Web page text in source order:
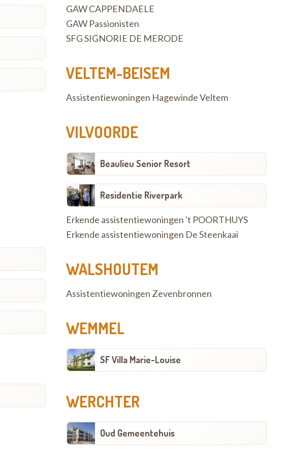
GAW CAPPENDAELE
GAW Passionisten
SFG SIGNORIE DE MERODE
VELTEM-BEISEM
Assistentiewoningen Hagewinde Veltem
VILVOORDE
Beaulieu Senior Resort
Residentie Riverpark
Erkende assistentiewoningen 't POORTHUYS
Erkende assistentiewoningen De Steenkaai
WALSHOUTEM
Assistentiewoningen Zevenbronnen
WEMMEL
SF Villa Marie-Louise
WERCHTER
Oud Gemeentehuis